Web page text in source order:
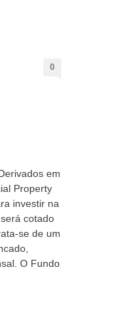
0
em
Property
investir na
cotado
se de um
O Fundo